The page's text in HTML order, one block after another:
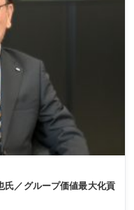
／グループ価値最大化貢